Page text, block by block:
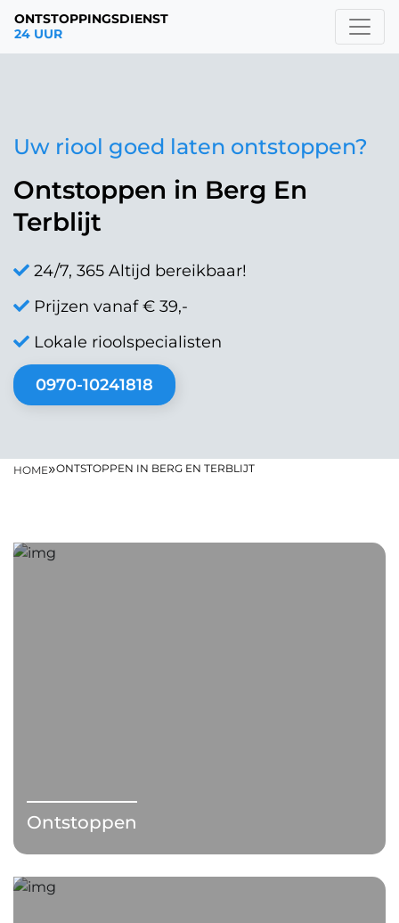
ONTSTOPPINGSDIENST
24 UUR
Uw riool goed laten ontstoppen?
Ontstoppen in Berg En
Terblijt
24/7, 365 Altijd bereikbaar!
Prijzen vanaf € 39,-
Lokale rioolspecialisten
0970-10241818
HOME»ONTSTOPPEN IN BERG EN TERBLIJT
Ontstoppen